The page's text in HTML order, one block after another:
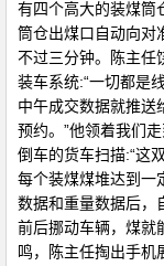
有四个高大的装煤筒
筒仓出煤口自动向对
不过三分钟。陈主任
装车系统:“一切都是
中午成交数据就推送
预约。”他领着我们
倒车的货车扫描:“这
每个装煤煤堆达到一
数据和重量数据后，
前后挪动车辆，煤就
鸣，陈主任掏出手机